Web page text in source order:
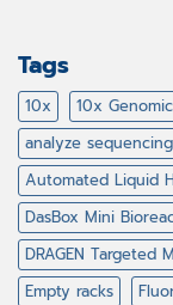
Tags
10x 10x
analyze
Automated Liquid
DasBox Mini
DRAGEN Targeted
Empty racks